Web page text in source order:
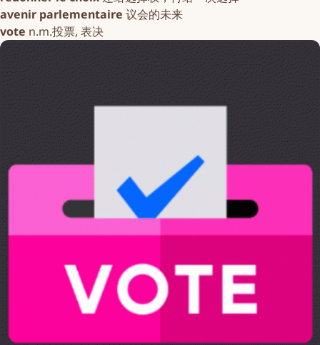
avenir parlementaire 议会的未来
vote n.m.投票, 表决